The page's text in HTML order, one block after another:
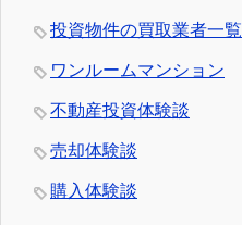
投資物件の買取業者一覧
ワンルームマンション
不動産投資体験談
売却体験談
購入体験談